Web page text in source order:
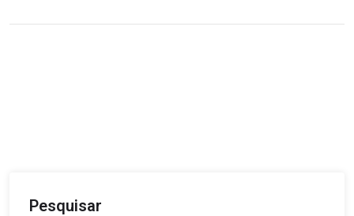
Pesquisar